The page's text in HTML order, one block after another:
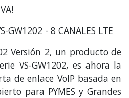
GW1202 - 8 CANALES LTE
Versión 2, un producto de
VS-GW1202, es ahora la
de enlace VoIP basada en
para PYMES y Grandes